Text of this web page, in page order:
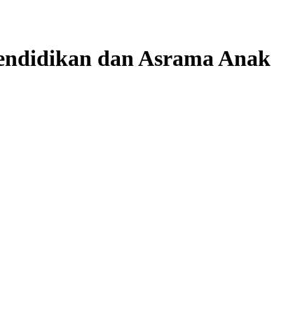
dan Asrama Anak